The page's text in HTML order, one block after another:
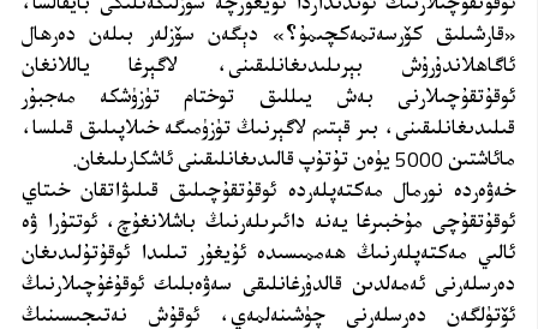
«قارشىلىق كۆرسەتمەكچىمۇ؟» دېگەن سۆزلەر بىلەن دەرھال
ئاگاھلاندۇرۇش بېرىلىدىغانلىقىنى، لاگېرغا ياللانغان
ئوقۇتقۇچىلارنى بەش يىللىق توختام تۈزۈشكە مەجبۇر
قىلىدىغانلىقىنى، بىر قېتىم لاگېرنىڭ تۈزۈمىگە خىلاپىلىق قىلسا،
مائاشتىن 5000 يۈەن تۇتۇپ قالىدىغانلىقىنى ئاشكارىلىغان.
خەۋەردە نورمال مەكتەپلەردە ئوقۇتقۇچىلىق قىلىۋاتقان خىتاي
ئوقۇتقۇچى مۇخبىرغا يەنە دائىرىلەرنىڭ باشلانغۇچ، ئوتتۇرا ۋە
ئالىي مەكتەپلەرنىڭ ھەممىسىدە ئۇيغۇر تىلىدا ئوقۇتۇلىدىغان
دەرسلەرنى ئەمەلدىن قالدۇرغانلىقى سەۋەبلىك ئوقۇغۇچىلارنىڭ
ئۆتۈلگەن دەرسلەرنى چۈشىنەلمەي، ئوقۇش نەتىجىسىنىڭ